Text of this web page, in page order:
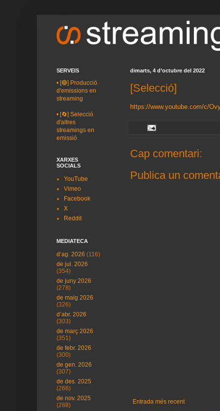
dimarts, 4 d’octubre del 2022
[Selecció]
https://www.youtube.com/c/
Cap comentari:
Publica un
Entrada més recent
SERVEIS
• [🔴] Producció
d'emissions en
streaming
• [🔄] Selecció
d'altres
streamings en
emissió
XARXES
SOCIALS
YouTube
Vimeo
Facebook
X
Reddit
MEDIATECA
d’ag. 2026 (116)
de jul. 2026
(354)
de juny 2026
(278)
de maig 2026
(326)
d’abr. 2026
(303)
de març 2026
(351)
de febr. 2026
(300)
de gen. 2026
(307)
de des. 2025
(266)
de nov. 2025
(288)